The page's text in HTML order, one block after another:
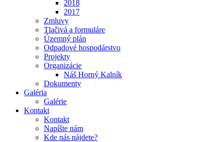
2018
2017
Zmluvy
Tlačivá a formuláre
Územný plán
Odpadové hospodárstvo
Projekty
Organizácie
Náš Horný Kalník
Dokumenty
Galéria
Galérie
Kontakt
Kontakt
Napíšte nám
Kde nás nájdete?